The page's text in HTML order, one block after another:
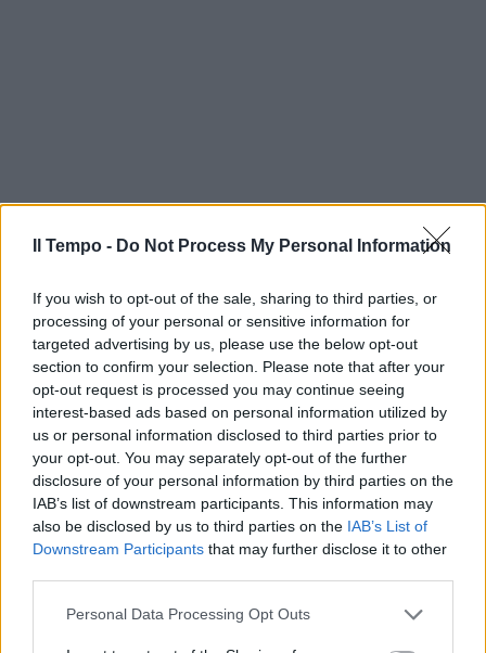
Il Tempo - Do Not Process My Personal Information
If you wish to opt-out of the sale, sharing to third parties, or
processing of your personal or sensitive information for
targeted advertising by us, please use the below opt-out
section to confirm your selection. Please note that after your
opt-out request is processed you may continue seeing
interest-based ads based on personal information utilized by
us or personal information disclosed to third parties prior to
your opt-out. You may separately opt-out of the further
disclosure of your personal information by third parties on the
IAB’s list of downstream participants. This information may
also be disclosed by us to third parties on the IAB’s List of
Downstream Participants that may further disclose it to other
Personal Data Processing Opt Outs